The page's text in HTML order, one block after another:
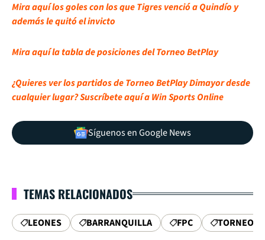
Mira aquí los goles con los que Tigres venció a Quindío y
además le quitó el invicto
Mira aquí la tabla de posiciones del Torneo BetPlay
¿Quieres ver los partidos de Torneo BetPlay Dimayor desde
cualquier lugar? Suscríbete aquí a Win Sports Online
Síguenos en Google News
TEMAS RELACIONADOS
LEONES BARRANQUILLA FPC TORNEO